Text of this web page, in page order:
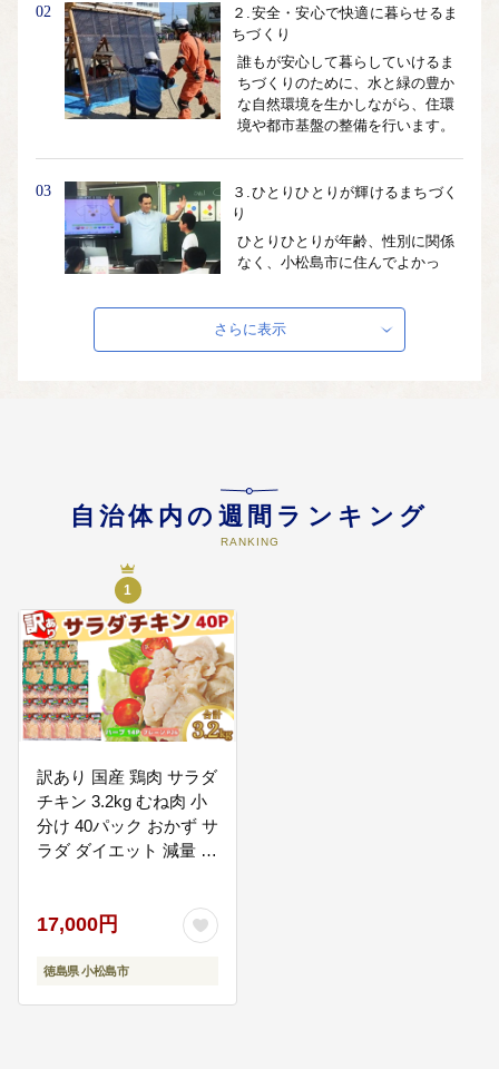
02
２.安全・安心で快適に暮らせるま
ちづくり
誰もが安心して暮らしていけるま
ちづくりのために、水と緑の豊か
な自然環境を生かしながら、住環
境や都市基盤の整備を行います。
03
３.ひとりひとりが輝けるまちづく
り
ひとりひとりが年齢、性別に関係
なく、小松島市に住んでよかっ
ようにするため、それぞれが主体
性をもっていきいきと輝いて生活
できるまちづくりをめざします。
を中心としたブランド力の推進を
強化します。
さらに表示
自治体内の週間ランキング
RANKING
1
訳あり 国産 鶏肉 サラダ
チキン 3.2kg むね肉 小
分け 40パック おかず サ
ラダ ダイエット 減量 筋
ス タンパク質 プロテイ
ン 糖質制限 美容 健康
鳥 鶏 とり 肉 鳥肉 とり
17,000円
徳島県 小松島市